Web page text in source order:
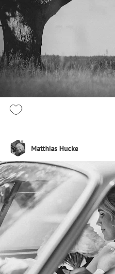
Matthias Hucke